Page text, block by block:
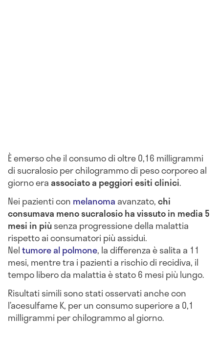
È emerso che il consumo di oltre 0,16 milligrammi
di sucralosio per chilogrammo di peso corporeo al
giorno eraassociato a peggiori esiti clinici.
Nei pazienti con melanoma avanzato,chi
consumava meno sucralosio ha vissuto in media 5
mesi in piùsenza progressione della malattia
rispetto ai consumatori più assidui.
Neltumore al polmone, la differenza è salita a 11
mesi, mentre tra i pazienti a rischio di recidiva, il
tempo libero da malattia è stato 6 mesi più lungo.
Risultati simili sono stati osservati anche con
l’acesulfame K, per un consumo superiore a 0,1
milligrammi per chilogrammo al giorno.